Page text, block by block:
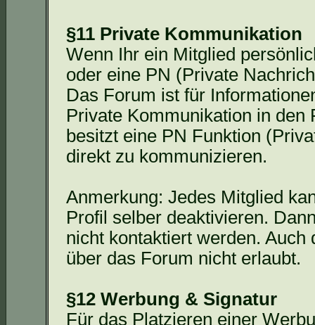
§11 Private Kommunikation
Wenn Ihr ein Mitglied
oder eine PN (Private
Das Forum ist für
Private Kommunikation in
besitzt eine PN Funktion
direkt zu kommunizieren.
Anmerkung: Jedes Mitglied
Profil selber deaktivieren.
nicht kontaktiert werden.
über das Forum nicht erlaubt.
§12 Werbung & Signatur
Für das Platzieren einer